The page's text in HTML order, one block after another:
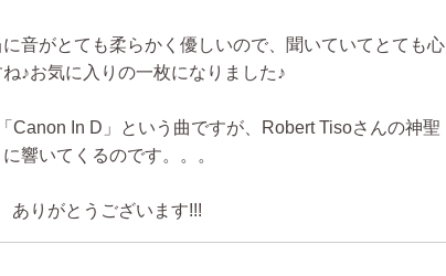
音がとても柔らかく優しいので、聞いていてとても心
♪お気に入りの一枚になりました♪
Canon In D」という曲ですが、Robert Tisoさんの神聖
響いてくるのです。。。
ありがとうございます!!!